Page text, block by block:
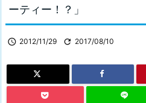
ーティー！？」
 2012/11/29  2017/08/10